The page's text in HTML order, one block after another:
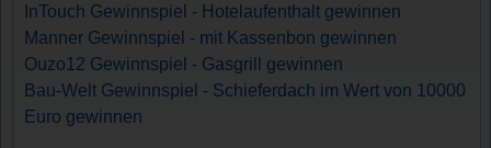
InTouch Gewinnspiel - Hotelaufenthalt gewinnen
Manner Gewinnspiel - mit Kassenbon gewinnen
Ouzo12 Gewinnspiel - Gasgrill gewinnen
Bau-Welt Gewinnspiel - Schieferdach im Wert von 10000
Euro gewinnen